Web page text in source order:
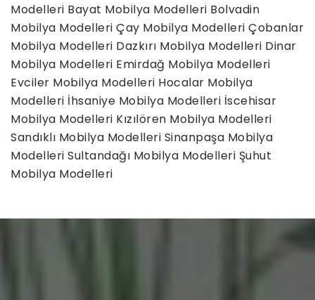
Modelleri Bayat Mobilya Modelleri Bolvadin
Mobilya Modelleri Çay Mobilya Modelleri Çobanlar
Mobilya Modelleri Dazkırı Mobilya Modelleri Dinar
Mobilya Modelleri Emirdağ Mobilya Modelleri
Evciler Mobilya Modelleri Hocalar Mobilya
Modelleri İhsaniye Mobilya Modelleri İscehisar
Mobilya Modelleri Kızılören Mobilya Modelleri
Sandıklı Mobilya Modelleri Sinanpaşa Mobilya
Modelleri Sultandağı Mobilya Modelleri Şuhut
Mobilya Modelleri